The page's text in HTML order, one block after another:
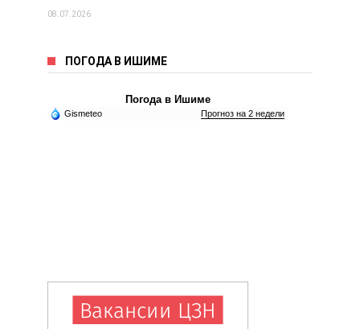
08.07.2026
ПОГОДА В ИШИМЕ
Погода в Ишиме
Gismeteo Прогноз на 2 недели